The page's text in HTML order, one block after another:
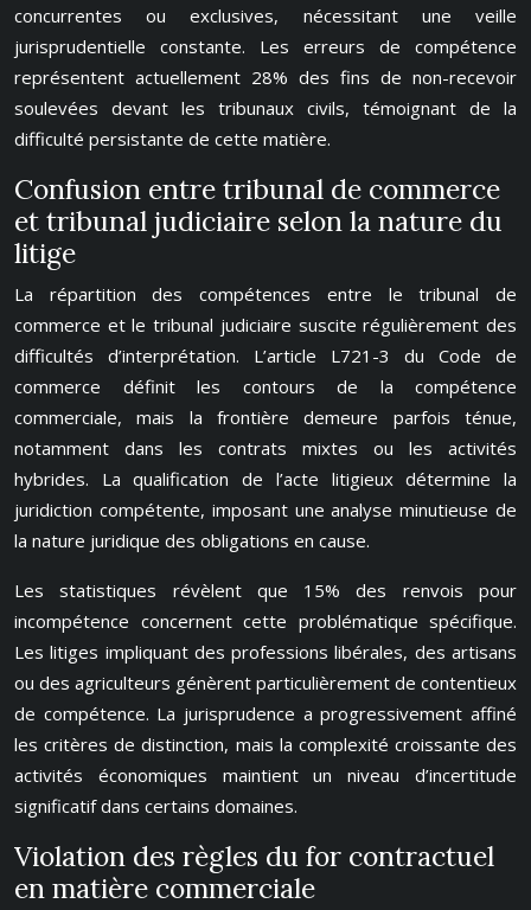
concurrentes ou exclusives, nécessitant une veille
jurisprudentielle constante. Les erreurs de compétence
représentent actuellement 28% des fins de non-recevoir
soulevées devant les tribunaux civils, témoignant de la
difficulté persistante de cette matière.
Confusion entre tribunal de commerce
et tribunal judiciaire selon la nature du
litige
La répartition des compétences entre le tribunal de
commerce et le tribunal judiciaire suscite régulièrement des
difficultés d’interprétation. L’article L721-3 du Code de
commerce définit les contours de la compétence
commerciale, mais la frontière demeure parfois ténue,
notamment dans les contrats mixtes ou les activités
hybrides. La qualification de l’acte litigieux détermine la
juridiction compétente, imposant une analyse minutieuse de
la nature juridique des obligations en cause.
Les statistiques révèlent que 15% des renvois pour
incompétence concernent cette problématique spécifique.
Les litiges impliquant des professions libérales, des artisans
ou des agriculteurs génèrent particulièrement de contentieux
de compétence. La jurisprudence a progressivement affiné
les critères de distinction, mais la complexité croissante des
activités économiques maintient un niveau d’incertitude
significatif dans certains domaines.
Violation des règles du for contractuel
en matière commerciale